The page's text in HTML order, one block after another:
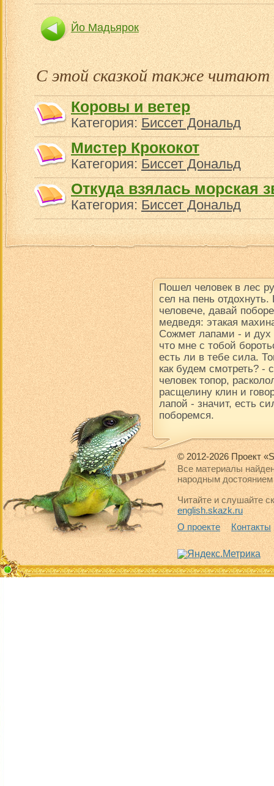
Йо Мадьярок
С этой сказкой также читают
Коровы и ветер
Категория:Биссет Дональд
Мистер Крококот
Категория:Биссет Дональд
Откуда взялась морская
Категория:Биссет Дональд
Пошел человек в лес
сел на пень
человече, давай
медведя: этакая
Сожмет лапами - и дух
что мне с тобой
есть ли в тебе сила.
как будем смотреть? -
человек топор,
расщелину клин и
лапой - значит, есть
поборемся.
© 2012-2026 Проект
Все материалы
народным достоянием
Читайте и слушайте
english.skazk.ru
О проекте
Контакты